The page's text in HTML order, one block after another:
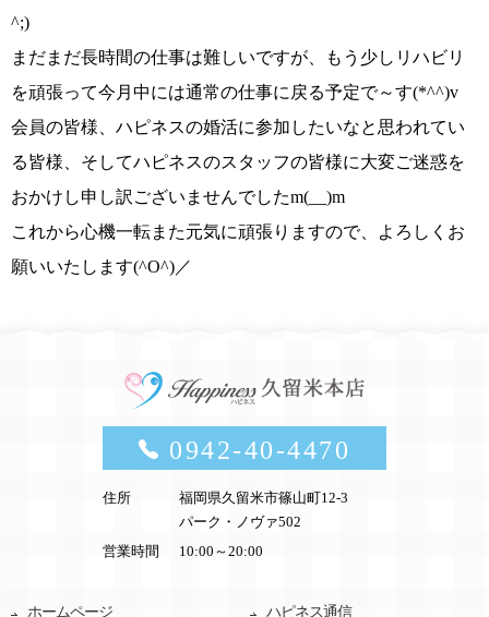
^;)
まだまだ長時間の仕事は難しいですが、もう少しリハビリ
を頑張って今月中には通常の仕事に戻る予定で～す(*^^)v
会員の皆様、ハピネスの婚活に参加したいなと思われてい
る皆様、そしてハピネスのスタッフの皆様に大変ご迷惑を
おかけし申し訳ございませんでしたm(__)m
これから心機一転また元気に頑張りますので、よろしくお
願いいたします(^O^)／
0942-40-4470
住所
福岡県久留米市篠山町12-3
パーク・ノヴァ502
営業時間
10:00～20:00
ホームページ ハピネス通信